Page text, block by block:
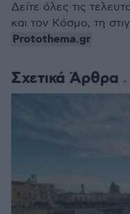
Σχετικά Άρθρα
Δείτε όλες τις
και τον Κόσμο, τη
Protothema.gr